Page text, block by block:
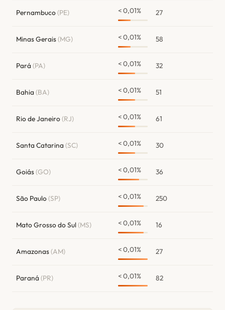
Pernambuco(PE) < 0,01% 27
Minas Gerais(MG) < 0,01% 58
Pará (PA) < 0,01% 32
Bahia (BA) < 0,01% 51
Rio de Janeiro(RJ) < 0,01% 61
Santa Catarina (SC) < 0,01% 30
Goiás(GO) < 0,01% 36
São Paulo(SP) < 0,01% 250
Mato Grosso do Sul(MS) < 0,01% 16
Amazonas(AM) < 0,01% 27
Paraná (PR) < 0,01% 82